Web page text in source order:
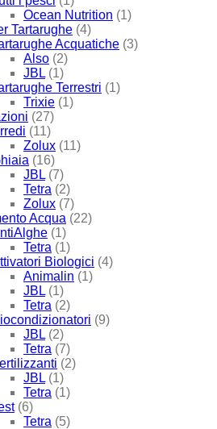
Ocean Nutrition (1)
Tartarughe (4)
Acquatiche (3)
Also (2)
JBL (1)
Terrestri (1)
Trixie (1)
(27)
(11)
Zolux (11)
(16)
JBL (7)
Tetra (2)
Zolux (7)
Acqua (22)
(1)
Tetra (1)
Biologici (4)
Animalin (1)
JBL (1)
Tetra (2)
(9)
JBL (2)
Tetra (7)
(2)
JBL (1)
Tetra (1)
(6)
Tetra (5)